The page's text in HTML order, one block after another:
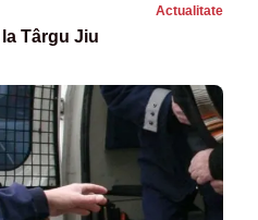
Actualitate
Târgu Jiu